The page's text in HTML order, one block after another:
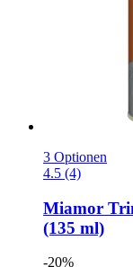
3 Optionen
4.5 (4)
Miamor
(135 ml)
-20%